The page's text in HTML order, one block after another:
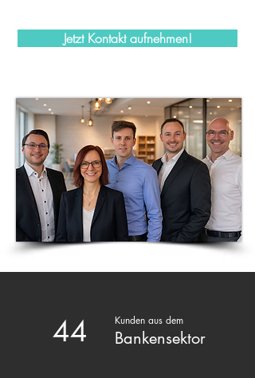
Jetzt Kontakt aufnehmen!
44 Kunden aus dem
Bankensektor